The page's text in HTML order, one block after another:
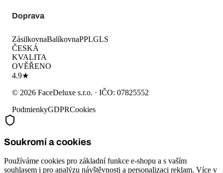
Doprava
ZásilkovnaBalíkovnaPPLGLS
ČESKÁ
KVALITA
OVĚŘENO
4.9★
© 2026 FaceDeluxe s.r.o. · IČO: 07825552
PodmienkyGDPRCookies
Soukromí a cookies
Používáme cookies pro základní funkce e-shopu a s vaším
souhlasem i pro analýzu návštěvnosti a personalizaci reklam. Více v